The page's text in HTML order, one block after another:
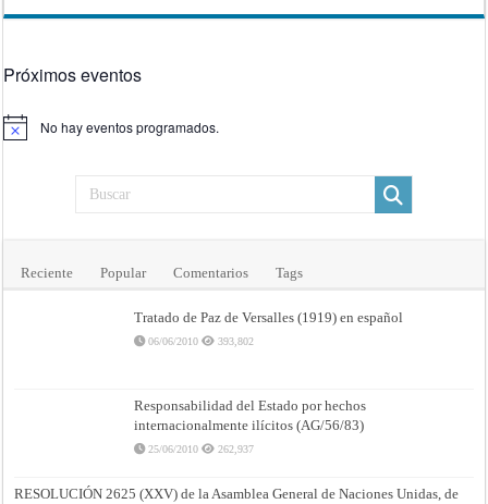
Próximos eventos
Aviso No hay eventos programados.
Reciente Popular Comentarios Tags
Tratado de Paz de Versalles (1919) en español
06/06/2010 393,802
Responsabilidad del Estado por hechos
internacionalmente ilícitos (AG/56/83)
25/06/2010 262,937
RESOLUCIÓN 2625 (XXV) de la Asamblea General de Naciones Unidas, de